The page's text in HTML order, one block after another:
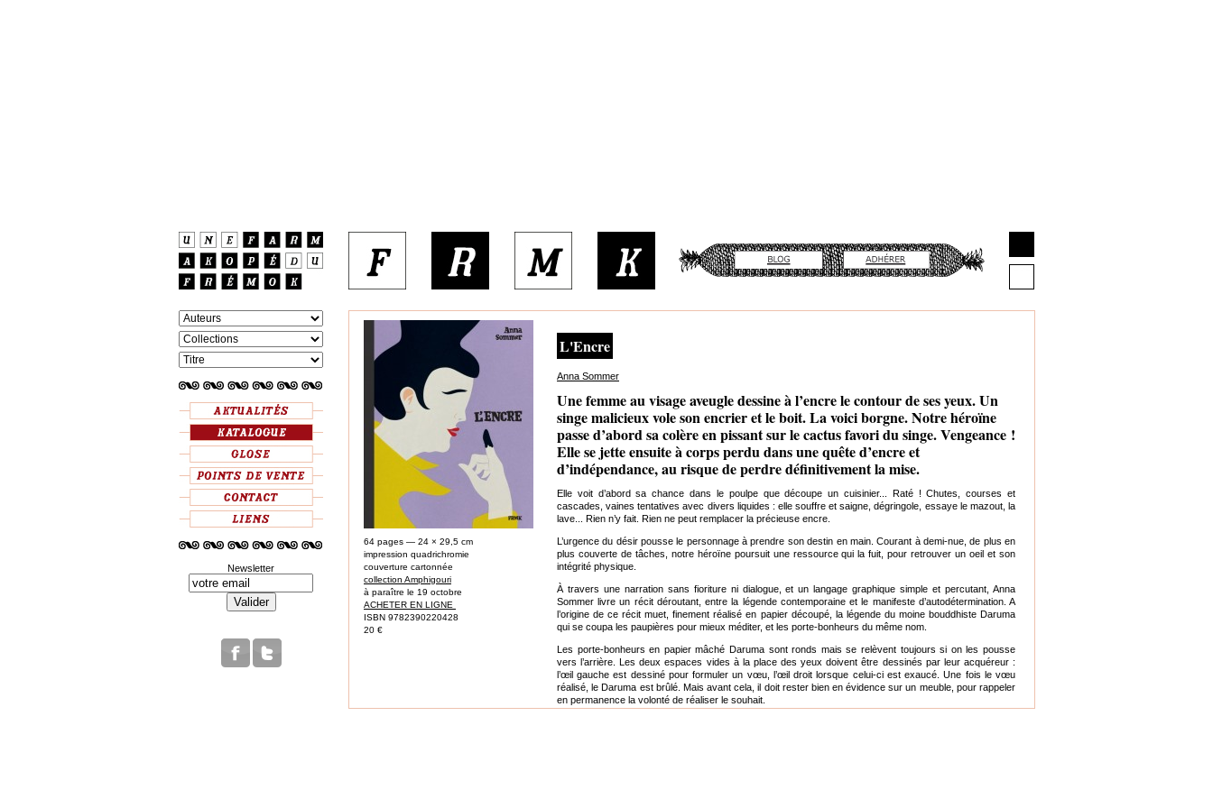
Newsletter
64 pages — 24 × 29,5 cm
impression quadrichromie
couverture cartonnée
collection Amphigouri
à paraître le 19 octobre
ACHETER EN LIGNE
ISBN 9782390220428
20 €
L'Encre
Anna Sommer
Une femme au visage aveugle dessine à l’encre le contour de ses yeux. Un
singe malicieux vole son encrier et le boit. La voici borgne. Notre héroïne
passe d’abord sa colère en pissant sur le cactus favori du singe. Vengeance !
Elle se jette ensuite à corps perdu dans une quête d’encre et
d’indépendance, au risque de perdre définitivement la mise.
Elle voit d’abord sa chance dans le poulpe que découpe un cuisinier... Raté ! Chutes, courses et
cascades, vaines tentatives avec divers liquides : elle souffre et saigne, dégringole, essaye le mazout, la
lave... Rien n’y fait. Rien ne peut remplacer la précieuse encre.
L’urgence du désir pousse le personnage à prendre son destin en main. Courant à demi-nue, de plus en
plus couverte de tâches, notre héroïne poursuit une ressource qui la fuit, pour retrouver un oeil et son
intégrité physique.
À travers une narration sans fioriture ni dialogue, et un langage graphique simple et percutant, Anna
Sommer livre un récit déroutant, entre la légende contemporaine et le manifeste d’autodétermination. A
l’origine de ce récit muet, finement réalisé en papier découpé, la légende du moine bouddhiste Daruma
qui se coupa les paupières pour mieux méditer, et les porte-bonheurs du même nom.
Les porte-bonheurs en papier mâché Daruma sont ronds mais se relèvent toujours si on les pousse
vers l’arrière. Les deux espaces vides à la place des yeux doivent être dessinés par leur acquéreur :
l’œil gauche est dessiné pour formuler un vœu, l’œil droit lorsque celui-ci est exaucé. Une fois le vœu
réalisé, le Daruma est brûlé. Mais avant cela, il doit rester bien en évidence sur un meuble, pour rappeler
en permanence la volonté de réaliser le souhait.